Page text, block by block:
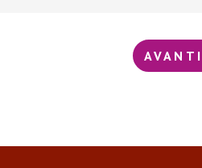
AVANTI